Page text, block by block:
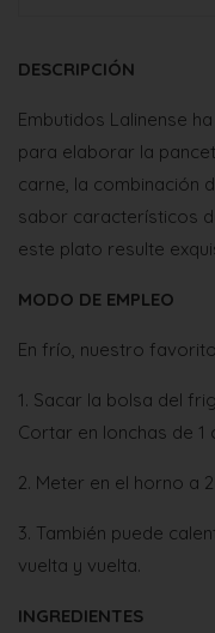
DESCRIPCIÓN
Embutidos Lalinense
para elaborar la
carne, la combinación
sabor característicos
este plato resulte
MODO DE EMPLEO
En frío, nuestro
1. Sacar la bolsa del
Cortar en lonchas de
2. Meter en el horno a
3. También puede
vuelta y vuelta.
INGREDIENTES